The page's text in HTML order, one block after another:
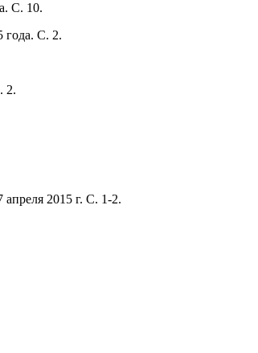
С. 10.
года. С. 2.
2.
2015 г. С. 1-2.